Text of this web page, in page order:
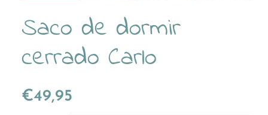
Saco de dormir
cerrado Carlo
€49,95